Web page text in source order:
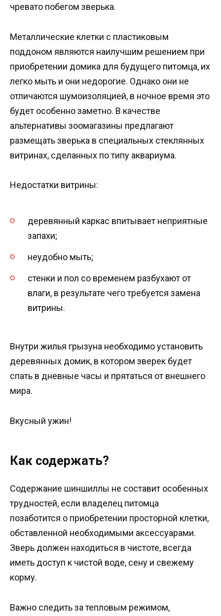
чревато побегом зверька.
Металлические клетки с пластиковым
поддоном являются наилучшим решением при
приобретении домика для будущего питомца, их
легко мыть и они недорогие. Однако они не
отличаются шумоизоляцией, в ночное время это
будет особенно заметно. В качестве
альтернативы зоомагазины предлагают
размещать зверька в специальных стеклянных
витринах, сделанных по типу аквариума.
Недостатки витрины:
деревянный каркас впитывает неприятные
запахи;
неудобно мыть;
стенки и пол со временем разбухают от
влаги, в результате чего требуется замена
витрины.
Внутри жилья грызуна необходимо установить
деревянных домик, в котором зверек будет
спать в дневные часы и прятаться от внешнего
мира.
Вкусный ужин!
Как содержать?
Содержание шиншиллы не составит особенных
трудностей, если владелец питомца
позаботится о приобретении просторной клетки,
обставленной необходимыми аксессуарами.
Зверь должен находиться в чистоте, всегда
иметь доступ к чистой воде, сену и свежему
корму.
Важно следить за тепловым режимом,